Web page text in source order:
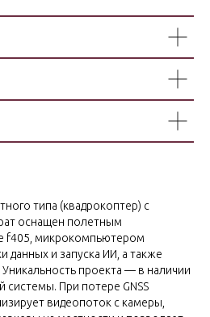
типа (квадрокоптер) с
оснащен полетным
f405, микрокомпьютером
данных и запуска ИИ, а также
проекта — в наличии
системы. При потере GNSS
видеопоток с камеры,